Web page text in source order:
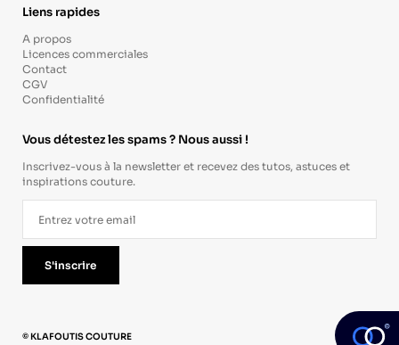
Liens rapides
A propos
Licences commerciales
Contact
CGV
Confidentialité
Vous détestez les spams ? Nous aussi !
Inscrivez-vous à la newsletter et recevez des tutos, astuces et
inspirations couture.
S'inscrire
© KLAFOUTIS COUTURE